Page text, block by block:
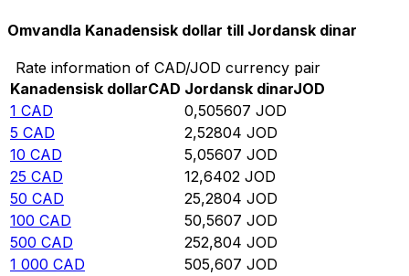
Omvandla Kanadensisk dollar till Jordansk dinar
Rate information of CAD/JOD currency pair
Kanadensisk dollarCAD Jordansk dinarJOD
1 CAD 0,505607 JOD
5 CAD 2,52804 JOD
10 CAD 5,05607 JOD
25 CAD 12,6402 JOD
50 CAD 25,2804 JOD
100 CAD 50,5607 JOD
500 CAD 252,804 JOD
1 000 CAD 505,607 JOD